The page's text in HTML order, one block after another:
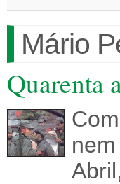
Mário
Quarenta